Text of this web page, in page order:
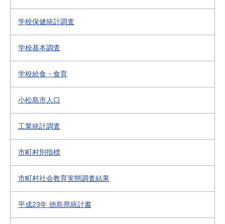
学校保健統計調査
学校基本調査
学校給食・食育
小松島市人口
工業統計調査
市町村別指標
市町村社会教育実態調査結果
平成23年 徳島県統計書